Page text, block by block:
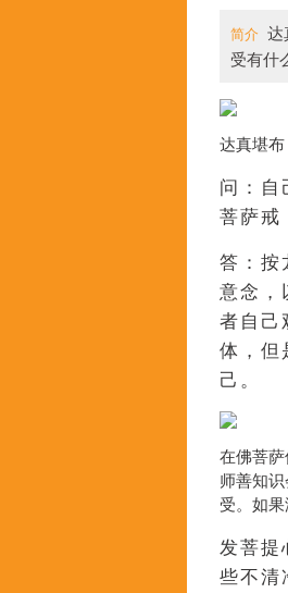
简介 达
受有什
达真堪
问：自
菩萨戒
答：按
意念，
者自己
体，但
己。
在佛菩
师善知
受。如
发菩提
些不清